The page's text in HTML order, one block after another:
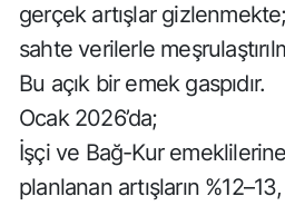
gerçek artışlar
sahte verilerle
Bu açık bir emek gaspıdır.
Ocak 2026’da;
İşçi ve Bağ-Kur emeklilerine
planlanan artışların %12–13,